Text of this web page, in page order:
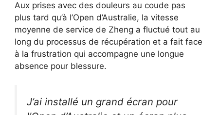
Aux prises avec des douleurs au coude pas
plus tard qu’à l’Open d’Australie, la vitesse
moyenne de service de Zheng a fluctué tout au
long du processus de récupération et a fait face
à la frustration qui accompagne une longue
absence pour blessure.
J’ai installé un grand écran pour